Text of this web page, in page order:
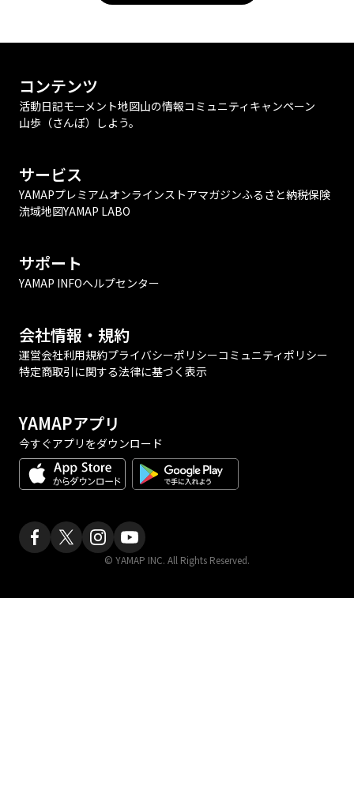
コンテンツ
活動日記モーメント地図山の情報コミュニティ キャンペーン
山歩（さんぽ）しよう。
サービス
YAMAPプレミアムオンラインストアマガジンふるさと納税保険
流域地図YAMAP LABO
サポート
YAMAP INFOヘルプセンター
会社情報・規約
運営会社利用規約プライバシーポリシーコミュニティポリシー
特定商取引に関する法律に基づく表示
YAMAPアプリ
今すぐアプリをダウンロード
© YAMAP INC. All Rights Reserved.